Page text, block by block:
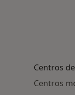
Centros
Centros